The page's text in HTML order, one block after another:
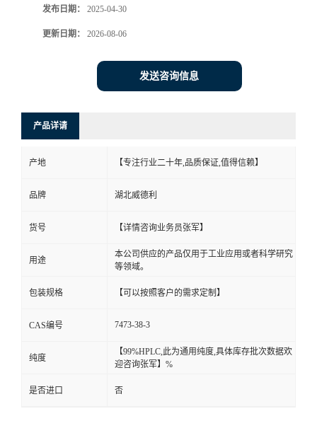
发布日期： 2025-04-30
更新日期： 2026-08-06
发送咨询信息
产品详请
产地 【专注行业二十年,品质保证,值得信赖】
品牌 湖北威德利
货号 【详情咨询业务员张军】
用途
本公司供应的产品仅用于工业应用或者科学研究
等领域。
包装规格 【可以按照客户的需求定制】
CAS编号 7473-38-3
纯度
【99%HPLC,此为通用纯度,具体库存批次数据欢
迎咨询张军】%
是否进口 否